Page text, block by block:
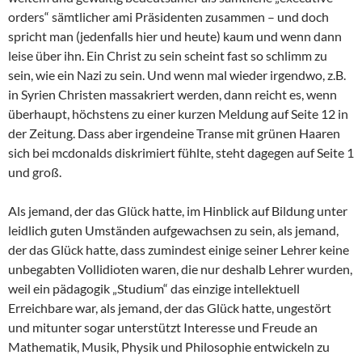
orders“ sämtlicher ami Präsidenten zusammen – und doch
spricht man (jedenfalls hier und heute) kaum und wenn dann
leise über ihn. Ein Christ zu sein scheint fast so schlimm zu
sein, wie ein Nazi zu sein. Und wenn mal wieder irgendwo, z.B.
in Syrien Christen massakriert werden, dann reicht es, wenn
überhaupt, höchstens zu einer kurzen Meldung auf Seite 12 in
der Zeitung. Dass aber irgendeine Transe mit grünen Haaren
sich bei mcdonalds diskrimiert fühlte, steht dagegen auf Seite 1
und groß.
Als jemand, der das Glück hatte, im Hinblick auf Bildung unter
leidlich guten Umständen aufgewachsen zu sein, als jemand,
der das Glück hatte, dass zumindest einige seiner Lehrer keine
unbegabten Vollidioten waren, die nur deshalb Lehrer wurden,
weil ein pädagogik „Studium“ das einzige intellektuell
Erreichbare war, als jemand, der das Glück hatte, ungestört
und mitunter sogar unterstützt Interesse und Freude an
Mathematik, Musik, Physik und Philosophie entwickeln zu